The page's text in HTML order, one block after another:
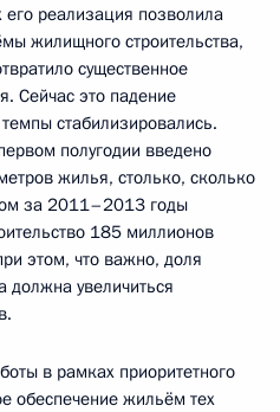
реализация позволила
жилищного строительства,
существенное
Сейчас это падение
стабилизировались.
полугодии введено
жилья, столько, сколько
за 2011–2013 годы
185 миллионов
этом, что важно, доля
должна увеличиться
в рамках приоритетного
обеспечение жильём тех